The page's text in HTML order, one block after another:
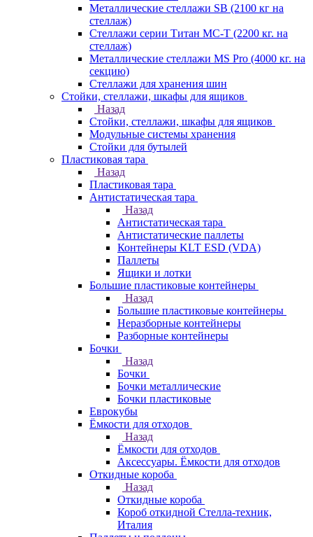
Металлические стеллажи SB (2100 кг на
стеллаж)
Стеллажи серии Титан МС-Т (2200 кг. на
стеллаж)
Металлические стеллажи MS Pro (4000 кг. на
секцию)
Стеллажи для хранения шин
Стойки, стеллажи, шкафы для ящиков
Назад
Стойки, стеллажи, шкафы для ящиков
Модульные системы хранения
Стойки для бутылей
Пластиковая тара
Назад
Пластиковая тара
Антистатическая тара
Назад
Антистатическая тара
Антистатические паллеты
Контейнеры KLT ESD (VDA)
Паллеты
Ящики и лотки
Большие пластиковые контейнеры
Назад
Большие пластиковые контейнеры
Неразборные контейнеры
Разборные контейнеры
Бочки
Назад
Бочки
Бочки металлические
Бочки пластиковые
Еврокубы
Ёмкости для отходов
Назад
Ёмкости для отходов
Аксессуары. Ёмкости для отходов
Откидные короба
Назад
Откидные короба
Короб откидной Стелла-техник,
Италия